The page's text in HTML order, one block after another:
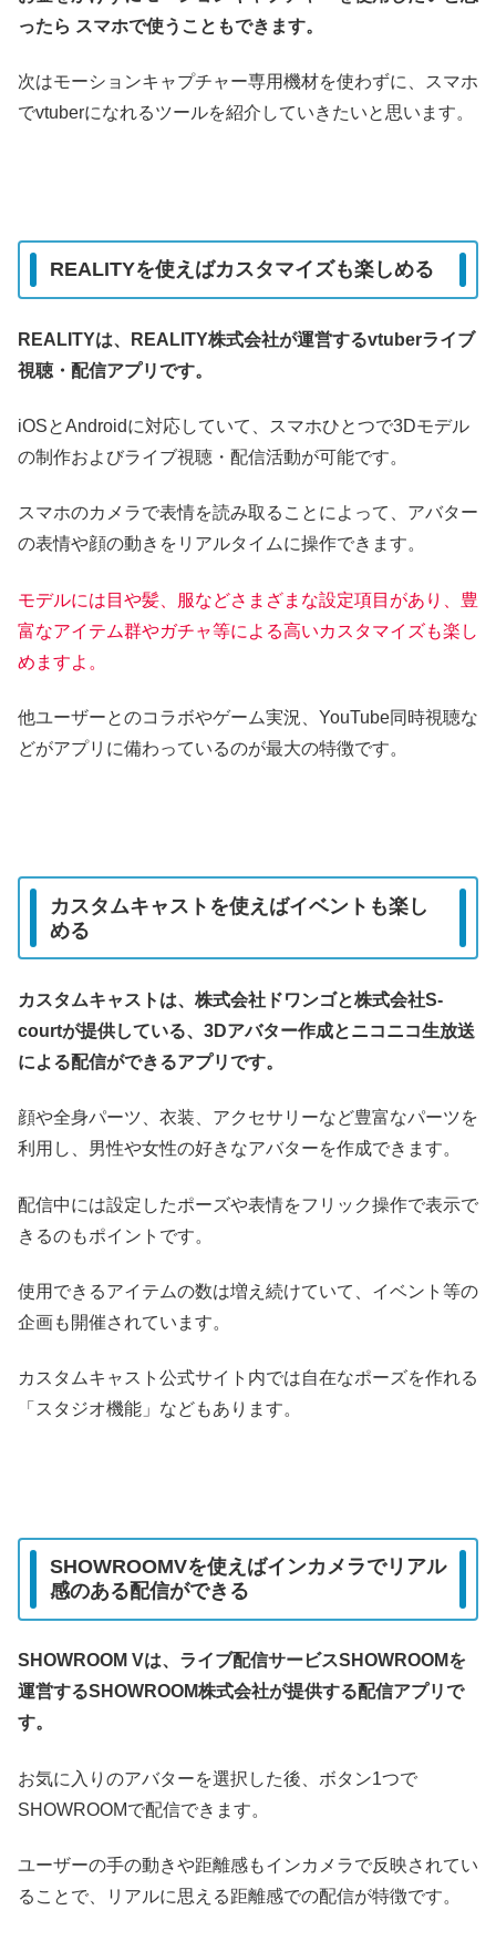
ったら スマホで使うこともできます。
次はモーションキャプチャー専用機材を使わずに、スマホ
でvtuberになれるツールを紹介していきたいと思います。
REALITYを使えばカスタマイズも楽しめる
REALITYは、REALITY株式会社が運営するvtuberライブ
視聴・配信アプリです。
iOSとAndroidに対応していて、スマホひとつで3Dモデル
の制作およびライブ視聴・配信活動が可能です。
スマホのカメラで表情を読み取ることによって、アバター
の表情や顔の動きをリアルタイムに操作できます。
モデルには目や髪、服などさまざまな設定項目があり、豊
富なアイテム群やガチャ等による高いカスタマイズも楽し
めますよ。
他ユーザーとのコラボやゲーム実況、YouTube同時視聴な
どがアプリに備わっているのが最大の特徴です。
カスタムキャストを使えばイベントも楽し
める
カスタムキャストは、株式会社ドワンゴと株式会社S-
courtが提供している、3Dアバター作成とニコニコ生放送
による配信ができるアプリです。
顔や全身パーツ、衣装、アクセサリーなど豊富なパーツを
利用し、男性や女性の好きなアバターを作成できます。
配信中には設定したポーズや表情をフリック操作で表示で
きるのもポイントです。
使用できるアイテムの数は増え続けていて、イベント等の
企画も開催されています。
カスタムキャスト公式サイト内では自在なポーズを作れる
「スタジオ機能」などもあります。
SHOWROOMVを使えばインカメラでリアル
感のある配信ができる
SHOWROOM Vは、ライブ配信サービスSHOWROOMを
運営するSHOWROOM株式会社が提供する配信アプリで
す。
お気に入りのアバターを選択した後、ボタン1つで
SHOWROOMで配信できます。
ユーザーの手の動きや距離感もインカメラで反映されてい
ることで、リアルに思える距離感での配信が特徴です。